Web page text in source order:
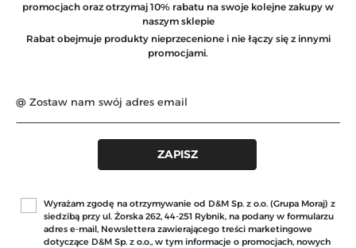
promocjach oraz otrzymaj 10% rabatu na swoje kolejne zakupy w
naszym sklepie
Rabat obejmuje produkty nieprzecenione i nie łączy się z innymi
promocjami.
Wyrażam zgodę na otrzymywanie od D&M Sp. z o.o. (Grupa Moraj) z
siedzibą przy ul. Żorska 262, 44-251 Rybnik, na podany w formularzu
adres e-mail, Newslettera zawierającego treści marketingowe
dotyczące D&M Sp. z o.o., w tym informacje o promocjach, nowych